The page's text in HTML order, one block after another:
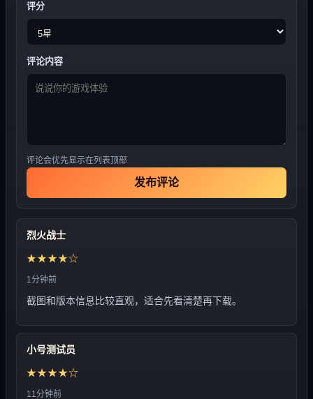
评分
评论内容
评论会优先显示在列表顶部
发布评论
烈火战士
★★★★☆
1分钟前
截图和版本信息比较直观，适合先看清楚再下载。
小号测试员
★★★★☆
11分钟前